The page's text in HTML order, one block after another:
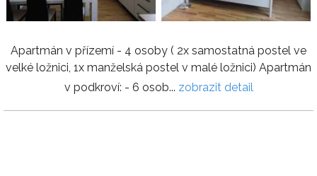
Apartmán v přízemí - 4 osoby ( 2x samostatná postel ve
velké ložnici, 1x manželská postel v malé ložnici) Apartmán
v podkroví: - 6 osob... zobrazit detail